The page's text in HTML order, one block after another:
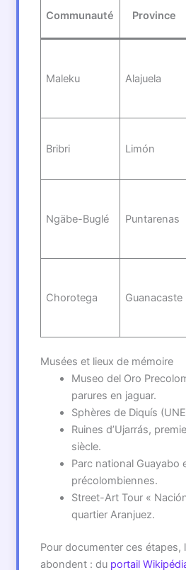
Communauté Province
Maleku Alajuela
Bribri Limón
Ngäbe-Buglé Puntarenas
Chorotega Guanacaste
Musées et lieux de mémoire
Museo del Oro
parures en jaguar.
Sphères de Diquís
Ruines d’Ujarrás,
siècle.
Parc national Guayabo
précolombiennes.
Street-Art Tour «
quartier Aranjuez.
Pour documenter ces étapes,
abondent : du portail